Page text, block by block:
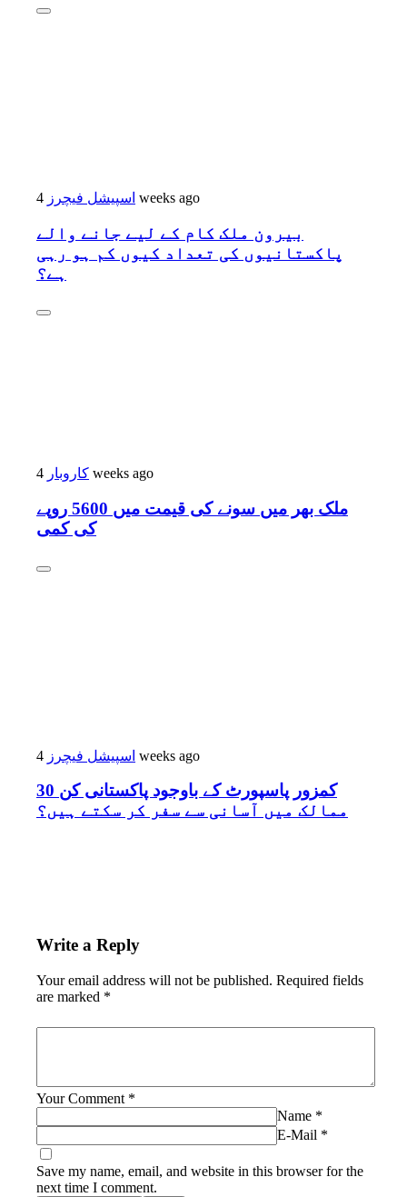
اسپیشل فیچرز 4 weeks ago
بیرون ملک کام کے لیے جانے والے
پاکستانیوں کی تعداد کیوں کم ہو رہی
ہے؟
کاروبار 4 weeks ago
ملک بھر میں سونے کی قیمت میں 5600 روپے
کی کمی
اسپیشل فیچرز 4 weeks ago
کمزور پاسپورٹ کے باوجود پاکستانی کن 30
ممالک میں آسانی سے سفر کر سکتے ہیں؟
Write a Reply
Your email address will not be published. Required fields
are marked *
Your Comment *
Name *
E-Mail *
Save my name, email, and website in this browser for the
next time I comment.